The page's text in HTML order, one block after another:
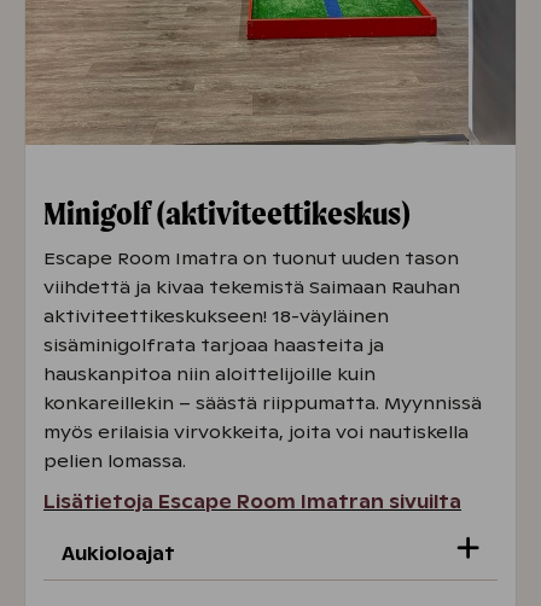
Minigolf (aktiviteettikeskus)
Escape Room Imatra on tuonut uuden tason
viihdettä ja kivaa tekemistä Saimaan Rauhan
aktiviteettikeskukseen! 18-väyläinen
sisäminigolfrata tarjoaa haasteita ja
hauskanpitoa niin aloittelijoille kuin
konkareillekin – säästä riippumatta. Myynnissä
myös erilaisia virvokkeita, joita voi nautiskella
pelien lomassa.
Lisätietoja Escape Room Imatran sivuilta
Aukioloajat